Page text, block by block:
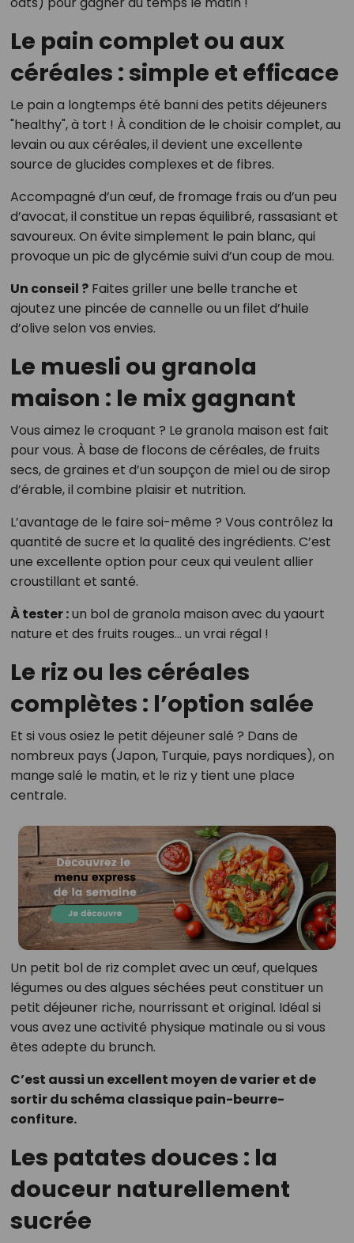
Le pain complet ou aux
céréales : simple et efficace
Le pain a longtemps été banni des petits déjeuners
"healthy", à tort ! À condition de le choisir complet, au
levain ou aux céréales, il devient une excellente
source de glucides complexes et de fibres.
Accompagné d’un œuf, de fromage frais ou d’un peu
d’avocat, il constitue un repas équilibré, rassasiant et
savoureux. On évite simplement le pain blanc, qui
provoque un pic de glycémie suivi d’un coup de mou.
Un conseil ?Faites griller une belle tranche et
ajoutez une pincée de cannelle ou un filet d’huile
d’olive selon vos envies.
Le muesli ou granola
maison : le mix gagnant
Vous aimez le croquant ? Le granola maison est fait
pour vous. À base de flocons de céréales, de fruits
secs, de graines et d’un soupçon de miel ou de sirop
d’érable, il combine plaisir et nutrition.
L’avantage de le faire soi-même ? Vous contrôlez la
quantité de sucre et la qualité des ingrédients. C’est
une excellente option pour ceux qui veulent allier
croustillant et santé.
À tester :un bol de granola maison avec du yaourt
nature et des fruits rouges… un vrai régal !
Le riz ou les céréales
complètes : l’option salée
Et si vous osiez le petit déjeuner salé ? Dans de
nombreux pays (Japon, Turquie, pays nordiques), on
mange salé le matin, et le riz y tient une place
centrale.
Un petit bol de riz complet avec un œuf, quelques
légumes ou des algues séchées peut constituer un
petit déjeuner riche, nourrissant et original. Idéal si
vous avez une activité physique matinale ou si vous
êtes adepte du brunch.
C’est aussi un excellent moyen de varier et de
sortir du schéma classique pain-beurre-
confiture.
Les patates douces : la
douceur naturellement
sucrée